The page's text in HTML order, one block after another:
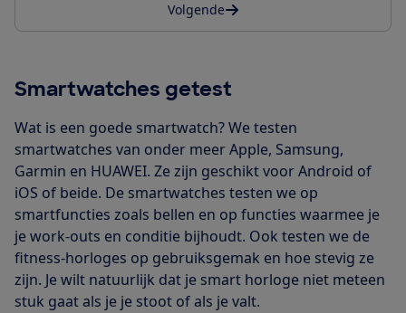
Volgende
Smartwatches getest
Wat is een goede smartwatch? We testen
smartwatches van onder meer Apple, Samsung,
Garmin en HUAWEI. Ze zijn geschikt voor Android of
iOS of beide. De smartwatches testen we op
smartfuncties zoals bellen en op functies waarmee je
je work-outs en conditie bijhoudt. Ook testen we de
fitness-horloges op gebruiksgemak en hoe stevig ze
zijn. Je wilt natuurlijk dat je smart horloge niet meteen
stuk gaat als je je stoot of als je valt.